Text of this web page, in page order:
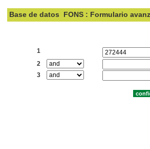
Base de datos FONS : Formulario
1
2
3